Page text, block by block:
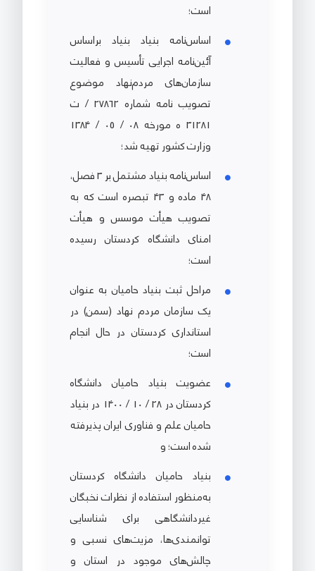
است؛
اساس‌نامه بنیاد بنیاد براساس
آئین‌نامه اجرایی تأسیس و فعالیت
سازمان‌های مردم‌نهاد موضوع
تصویب نامه شماره 27862 / ت
31281 ه مورخه 08 / 05 / 1384
وزارت کشور تهیه شد؛
اساس‌نامه بنیاد مشتمل بر 3 فصل،
48 ماده و 43 تبصره است که به
تصویب هیأت موسس و هیأت
امنای دانشگاه کردستان رسیده
است؛
مراحل ثبت بنیاد حامیان به عنوان
یک سازمان مردم نهاد (سمن) در
استانداری کردستان در حال انجام
است؛
عضویت بنیاد حامیان دانشگاه
کردستان در 28 / 10 / 1400 در بنیاد
حامیان علم و فناوری ایران پذیرفته
شده است؛ و
بنیاد حامیان دانشگاه کردستان
به‌منظور استفاده از نظرات نخبگان
غیردانشگاهی برای شناسایی
توانمندی‌ها، مزیت‌های نسبی و
چالش‌های موجود در استان و